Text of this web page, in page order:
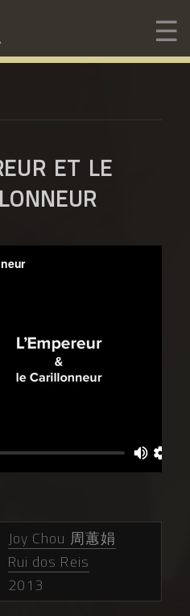
☰
et le
Joy Chou 周蕙娟
Rui dos Reis
2013